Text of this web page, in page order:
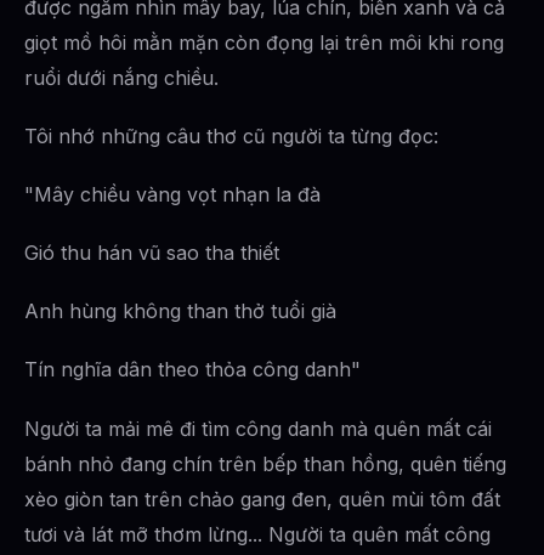
được ngắm nhìn mây bay, lúa chín, biển xanh và cả
giọt mồ hôi mằn mặn còn đọng lại trên môi khi rong
ruổi dưới nắng chiều.
Tôi nhớ những câu thơ cũ người ta từng đọc:
"Mây chiều vàng vọt nhạn la đà
Gió thu hán vũ sao tha thiết
Anh hùng không than thở tuổi già
Tín nghĩa dân theo thỏa công danh"
Người ta mải mê đi tìm công danh mà quên mất cái
bánh nhỏ đang chín trên bếp than hồng, quên tiếng
xèo giòn tan trên chảo gang đen, quên mùi tôm đất
tươi và lát mỡ thơm lừng... Người ta quên mất công